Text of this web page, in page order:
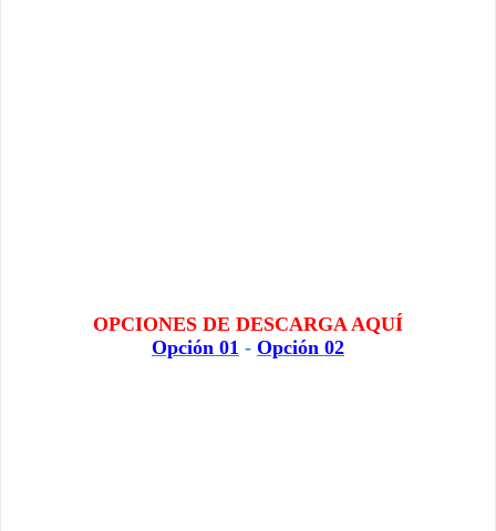
OPCIONES DE DESCARGA AQUÍ
Opción 01 - Opción 02